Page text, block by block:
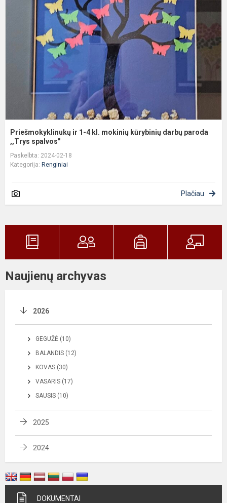
Priešmokyklinukų ir 1-4 kl. mokinių kūrybinių darbų paroda
,,Trys spalvos"
Paskelbta: 2024-02-18
Kategorija: Renginiai
Plačiau
Naujienų archyvas
2026
GEGUŽĖ (10)
BALANDIS (12)
KOVAS (30)
VASARIS (17)
SAUSIS (10)
2025
2024
DOKUMENTAI